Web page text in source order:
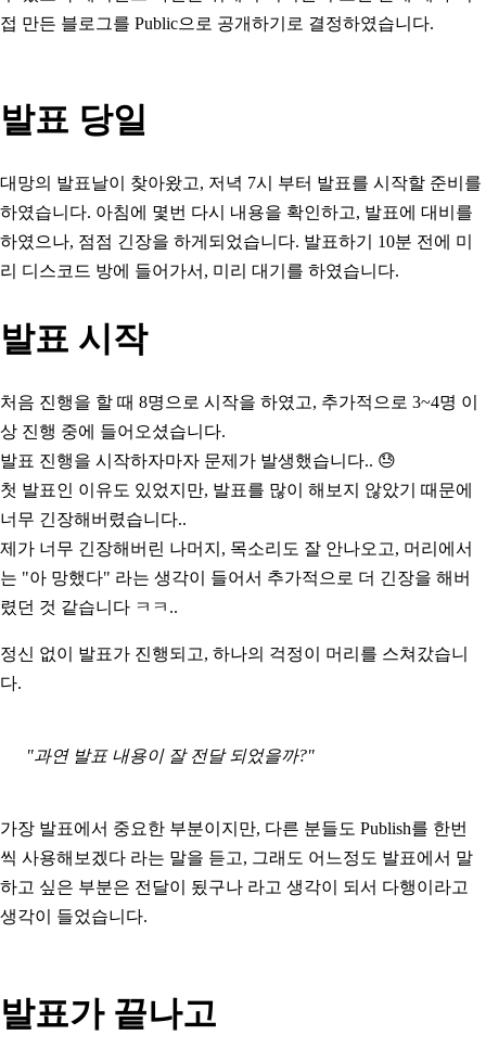
접 만든 블로그를 Public으로 공개하기로 결정하였습니다.
발표 당일
대망의 발표날이 찾아왔고, 저녁 7시 부터 발표를 시작할 준비를
하였습니다. 아침에 몇번 다시 내용을 확인하고, 발표에 대비를
하였으나, 점점 긴장을 하게되었습니다. 발표하기 10분 전에 미
리 디스코드 방에 들어가서, 미리 대기를 하였습니다.
발표 시작
처음 진행을 할 때 8명으로 시작을 하였고, 추가적으로 3~4명 이
상 진행 중에 들어오셨습니다.
발표 진행을 시작하자마자 문제가 발생했습니다.. 😓
첫 발표인 이유도 있었지만, 발표를 많이 해보지 않았기 때문에
너무 긴장해버렸습니다..
제가 너무 긴장해버린 나머지, 목소리도 잘 안나오고, 머리에서
는 "아 망했다" 라는 생각이 들어서 추가적으로 더 긴장을 해버
렸던 것 같습니다 ㅋㅋ..
정신 없이 발표가 진행되고, 하나의 걱정이 머리를 스쳐갔습니
다.
"과연 발표 내용이 잘 전달 되었을까?"
가장 발표에서 중요한 부분이지만, 다른 분들도 Publish를 한번
씩 사용해보겠다 라는 말을 듣고, 그래도 어느정도 발표에서 말
하고 싶은 부분은 전달이 됬구나 라고 생각이 되서 다행이라고
생각이 들었습니다.
발표가 끝나고